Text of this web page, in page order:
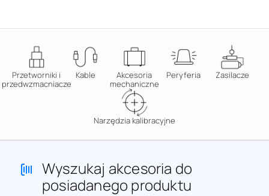
Przetworniki i
przedwzmacniacze
Kable
Akcesoria
mechaniczne
Peryferia Zasilacze
Narzędzia kalibracyjne
Wyszukaj akcesoria do
posiadanego produktu